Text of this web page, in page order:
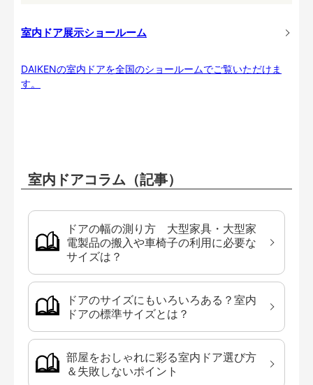
室内ドア展示ショールーム
DAIKENの室内ドアを全国のショールームでご覧いただけま
す。
室内ドアコラム（記事）
ドアの幅の測り方 大型家具・大型家
電製品の搬入や車椅子の利用に必要な
サイズは？
ドアのサイズにもいろいろある？室内
ドアの標準サイズとは？
部屋をおしゃれに彩る室内ドア選び方
＆失敗しないポイント